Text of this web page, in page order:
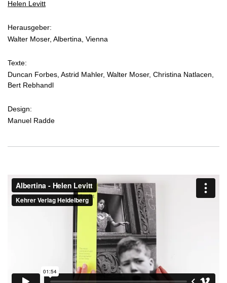
Helen Levitt
Herausgeber:
Walter Moser, Albertina, Vienna
Texte:
Duncan Forbes, Astrid Mahler, Walter Moser, Christina Natlacen,
Bert Rebhandl
Design:
Manuel Radde